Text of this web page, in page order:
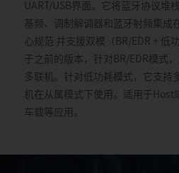
UART/USB界面。它将蓝牙协议堆
基频、调制解调器和蓝牙射频集成
心规范 并支援双模（BR/EDR + 低
于之前的版本，针对BR/EDR模式
多联机。针对低功耗模式，它支持
机在从属模式下使用。适用于Host
车载等应用。